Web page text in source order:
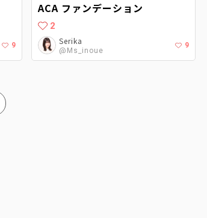
9
ACA ファンデーション
2
Serika
@Ms_inoue
9